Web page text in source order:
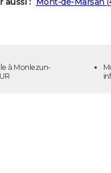
à Monlezun-